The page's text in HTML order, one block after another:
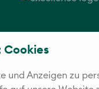
Cookies
und Anzeigen zu